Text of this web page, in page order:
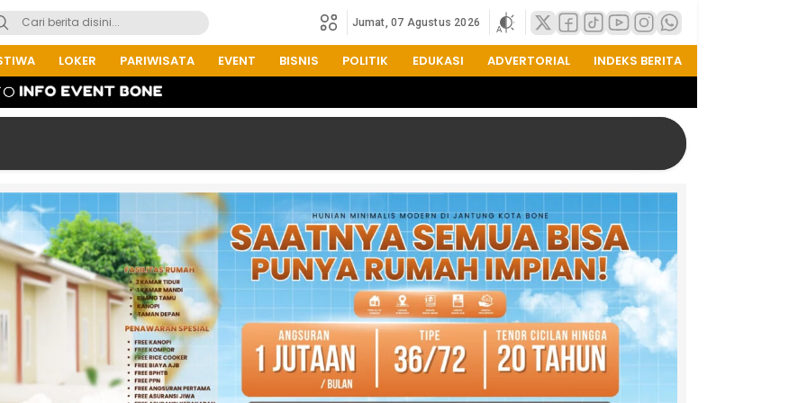
Jumat, 07 Agustus 2026
LOKER PARIWISATA EVENT BISNIS POLITIK EDUKASI ADVERTORIAL
INDEKS BERITA